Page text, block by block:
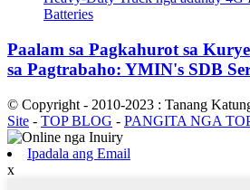
Paalam sa Pagkahurot sa
sa Pagtrabaho: YMIN's SDB
© Copyright - 2010-2023 : Tanang
Site - TOP BLOG - PANGITA NGA
Ipadala ang Email
x